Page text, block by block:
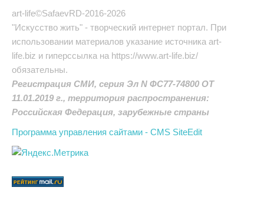
art-life©SafaevRD-2016-2026
"Искусство жить" - творческий интернет портал. При
использовании материалов указание источника art-
life.biz и гиперссылка на https://www.art-life.biz/
обязательны.
Регистрация СМИ, серия Эл N ФС77-74800 ОТ
11.01.2019 г., территория распространения:
Российская Федерация, зарубежные страны
Программа управления сайтами - CMS SiteEdit